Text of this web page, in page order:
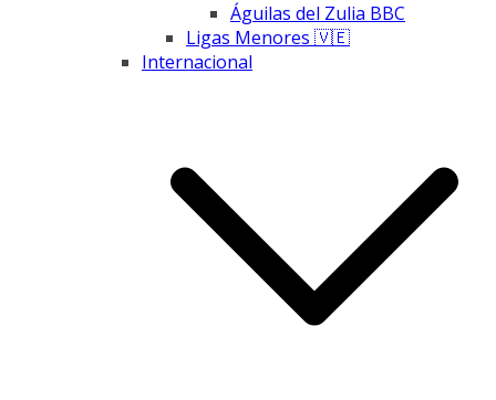
Águilas del Zulia BBC
Ligas Menores 🇻🇪
Internacional